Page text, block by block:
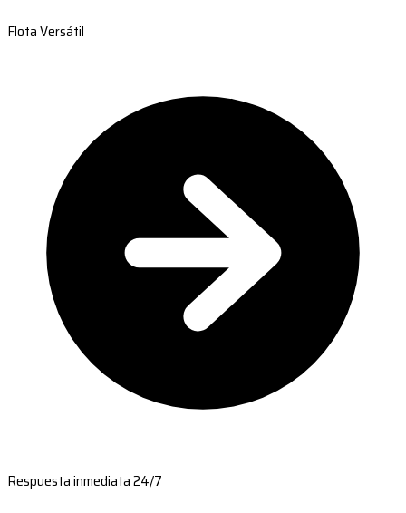
Flota Versátil
Respuesta inmediata 24/7